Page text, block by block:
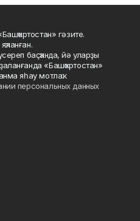
гәзите.
баҫҡанда, йә уларҙы
«Башҡортостан»
яһау мотлаҡ.
персональных данных